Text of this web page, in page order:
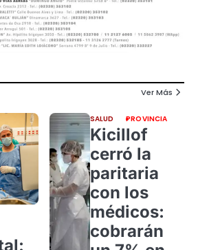
Ver Más
SALUD PROVINCIA
Kicillof
cerró la
paritaria
con los
médicos:
cobrarán